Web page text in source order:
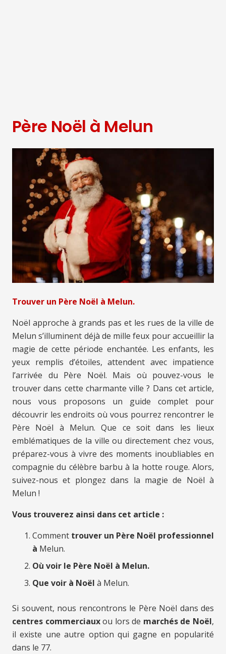
Père Noël à Melun
Trouver un Père Noël à Melun.
Noël approche à grands pas et les rues de la ville de
Melun s’illuminent déjà de mille feux pour accueillir la
magie de cette période enchantée. Les enfants, les
yeux remplis d’étoiles, attendent avec impatience
l’arrivée du Père Noël. Mais où pouvez-vous le
trouver dans cette charmante ville ? Dans cet article,
nous vous proposons un guide complet pour
découvrir les endroits où vous pourrez rencontrer le
Père Noël à Melun. Que ce soit dans les lieux
emblématiques de la ville ou directement chez vous,
préparez-vous à vivre des moments inoubliables en
compagnie du célèbre barbu à la hotte rouge. Alors,
suivez-nous et plongez dans la magie de Noël à
Melun !
Vous trouverez ainsi dans cet article :
Comment trouver un Père Noël professionnel
à Melun.
Où voir le Père Noël à Melun.
Que voir à Noël à Melun.
Si souvent, nous rencontrons le Père Noël dans des
centres commerciauxou lors de marchés de Noël,
il existe une autre option qui gagne en popularité
dans le 77.